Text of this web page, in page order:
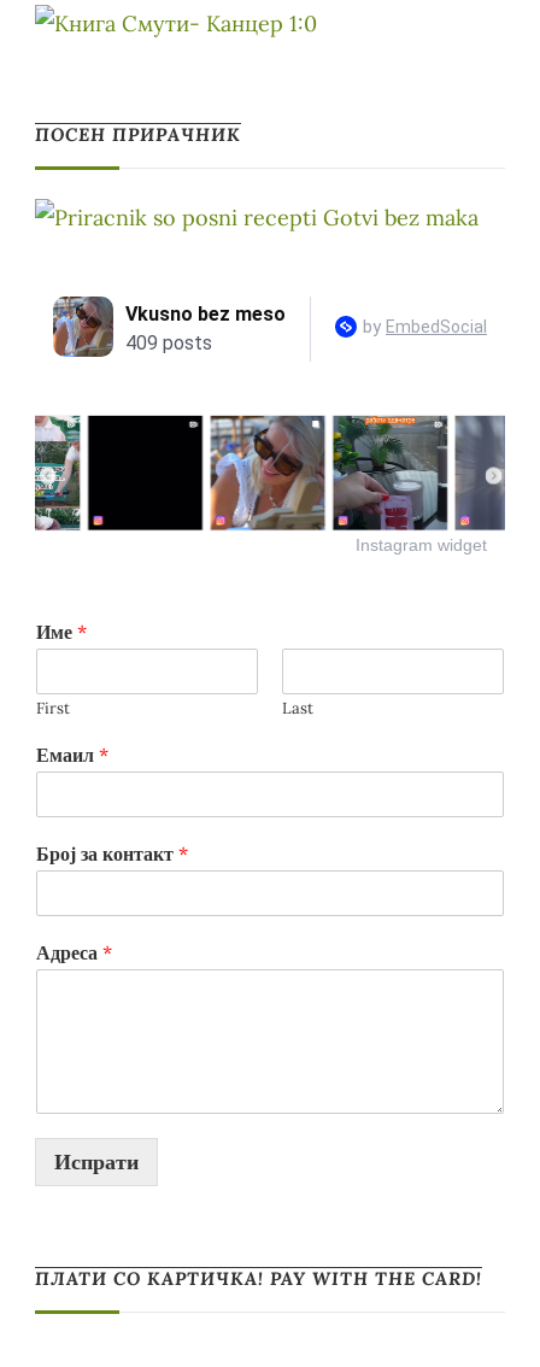
ПОСЕН ПРИРАЧНИК
Instagram widget
Име *
First Last
Емаил *
Број за контакт *
Адреса *
Испрати
ПЛАТИ СО КАРТИЧКА! PAY WITH THE CARD!